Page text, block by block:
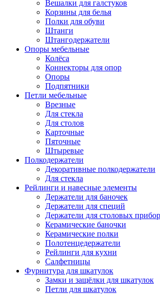
Вешалки для галстуков
Корзины для белья
Полки для обуви
Штанги
Штангодержатели
Опоры мебельные
Колёса
Коннекторы для опор
Опоры
Подпятники
Петли мебельные
Врезные
Для стекла
Для столов
Карточные
Пяточные
Штыревые
Полкодержатели
Декоративные полкодержатели
Для стекла
Рейлинги и навесные элементы
Держатели для баночек
Держатели для специй
Держатели для столовых
Керамические баночки
Керамические полки
Полотенцедержатели
Рейлинги для кухни
Салфетницы
Фурнитура для шкатулок
Замки и защёлки для шкатулок
Петли для шкатулок